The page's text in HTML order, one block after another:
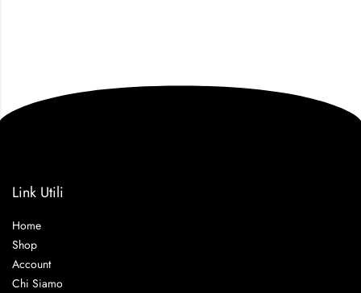
Link Utili
Home
Shop
Account
Chi Siamo